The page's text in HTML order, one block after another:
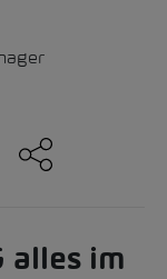
alles im